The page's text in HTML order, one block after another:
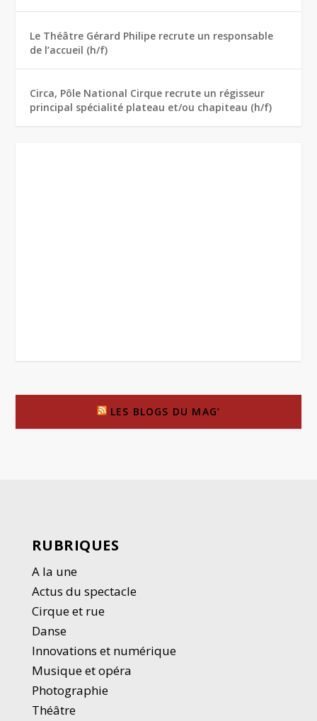
Le Théâtre Gérard Philipe recrute un responsable
de l’accueil (h/f)
Circa, Pôle National Cirque recrute un régisseur
principal spécialité plateau et/ou chapiteau (h/f)
LES BLOGS DU MAG’
RUBRIQUES
A la une
Actus du spectacle
Cirque et rue
Danse
Innovations et numérique
Musique et opéra
Photographie
Théâtre